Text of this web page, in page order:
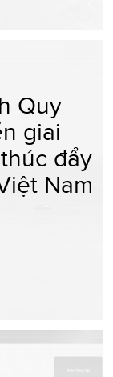
Quy
giai
đẩy
Nam